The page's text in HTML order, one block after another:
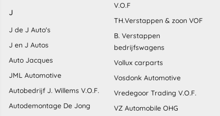
J
J de J Auto's
J en J Autos
Auto Jacques
JML Automotive
Autobedrijf J. Willems V.O.F.
Autodemontage De Jong
V.O.F
TH.Verstappen & zoon VOF
B. Verstappen
bedrijfswagens
Vollux carparts
Vosdonk Automotive
Vredegoor Trading V.O.F.
VZ Automobile OHG